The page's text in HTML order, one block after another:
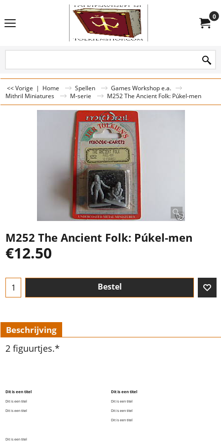
0
<< Vorige | Home Spellen
Games Workshop e.a.
Mithril Miniatures
M-serie M252 The Ancient Folk: Púkel-men
M252 The Ancient Folk: Púkel-men
€12.50
Bestel
Beschrijving
2 figuurtjes.*
Dit is een titel
Dit is een titel
Dit is een titel
Dit is een titel
Dit is een titel
Dit is een titel
Dit is een titel
Dit is een titel